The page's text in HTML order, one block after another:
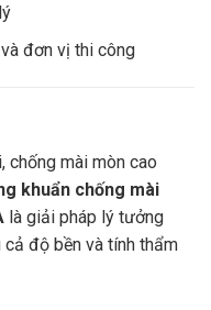
đơn vị thi công
chống mài mòn cao
khuẩn chống mài
là giải pháp lý tưởng
độ bền và tính thẩm